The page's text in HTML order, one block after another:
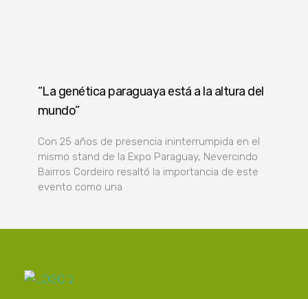
“La genética paraguaya está a la altura del
mundo”
Con 25 años de presencia ininterrumpida en el
mismo stand de la Expo Paraguay, Nevercindo
Bairros Cordeiro resaltó la importancia de este
evento como una